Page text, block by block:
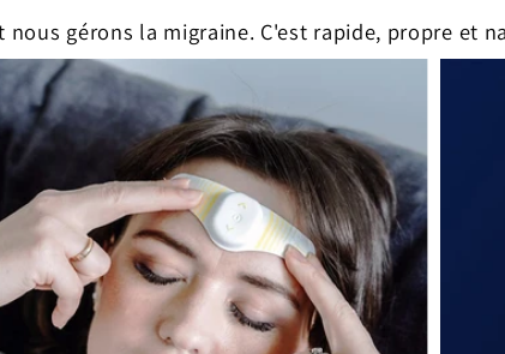
nous gérons la migraine. C'est rapide, propre et